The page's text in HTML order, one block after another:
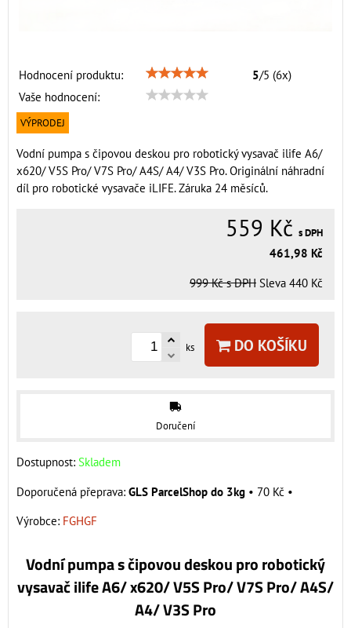
Hodnocení produktu: 5/5 (6x)
Vaše hodnocení:
VÝPRODEJ
Vodní pumpa s čipovou deskou pro robotický vysavač ilife A6/
x620/ V5S Pro/ V7S Pro/ A4S/ A4/ V3S Pro. Originální náhradní
díl pro robotické vysavače iLIFE. Záruka 24 měsíců.
559 Kč s DPH
461,98 Kč
999 Kč s DPH Sleva 440 Kč
ks DO KOŠÍKU
Doručení
Dostupnost: Skladem
GLS ParcelShop do 3kg • 70 Kč •
Výrobce: FGHGF
Vodní pumpa s čipovou deskou pro robotický
vysavač ilife A6/ x620/ V5S Pro/ V7S Pro/ A4S/
A4/ V3S Pro